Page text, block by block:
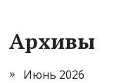
Архивы
Июнь 2026